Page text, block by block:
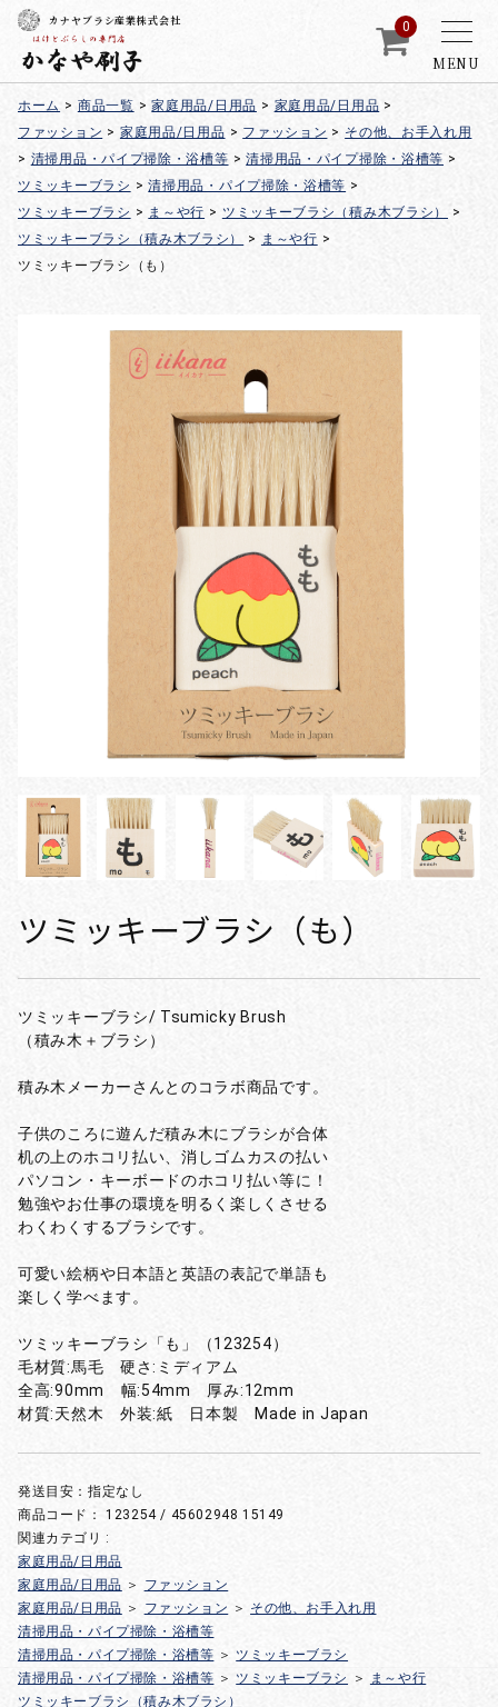
MENU
カナヤブラシ産業株式会社 0
ホーム > 商品一覧 > 家庭用品/日用品 > 家庭用品/日用品 >
ファッション > 家庭用品/日用品 > ファッション > その他、お手入れ用
> 清掃用品・パイプ掃除・浴槽等 > 清掃用品・パイプ掃除・浴槽等 >
ツミッキーブラシ > 清掃用品・パイプ掃除・浴槽等 >
ツミッキーブラシ > ま～や行 > ツミッキーブラシ（積み木ブラシ）
>
ツミッキーブラシ（積み木ブラシ）
> ま～や行 >
ツミッキーブラシ（も）
ツミッキーブラシ（も）
ツミッキーブラシ/ Tsumicky Brush
（積み木＋ブラシ）
積み木メーカーさんとのコラボ商品です。
子供のころに遊んだ積み木にブラシが合体
机の上のホコリ払い、消しゴムカスの払い
パソコン・キーボードのホコリ払い等に！
勉強やお仕事の環境を明るく楽しくさせる
わくわくするブラシです。
可愛い絵柄や日本語と英語の表記で単語も
楽しく学べます。
ツミッキーブラシ「も」（123254）
毛材質:馬毛 硬さ:ミディアム
全高:90mm 幅:54mm 厚み:12mm
材質:天然木 外装:紙 日本製 Made in Japan
発送目安：指定なし
商品コード：123254 / 45602948 15149
関連カテゴリ :
家庭用品/日用品
家庭用品/日用品 ＞
ファッション
家庭用品/日用品 ＞ ファッション ＞ その他、お手入れ用
清掃用品・パイプ掃除・浴槽等
清掃用品・パイプ掃除・浴槽等 ＞ ツミッキーブラシ
清掃用品・パイプ掃除・浴槽等 ＞ ツミッキーブラシ ＞
ま～や行
ツミッキーブラシ（積み木ブラシ）